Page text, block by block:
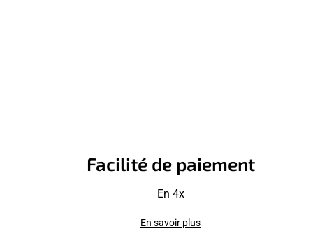
Facilité de paiement
En 4x
En savoir plus